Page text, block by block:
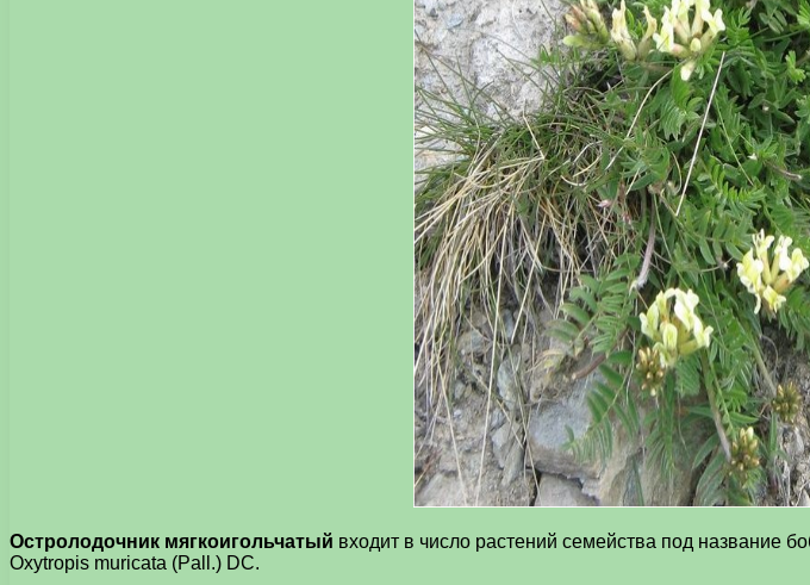
Остролодочник мягкоигольчатый входит в число растений семейства под название
Oxytropis muricata (Pall.) DC.